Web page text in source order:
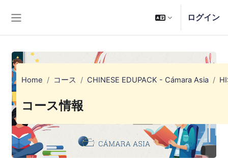
ログイン
Home コース CHINESE EDUPACK - Cámara Asia
コース情報